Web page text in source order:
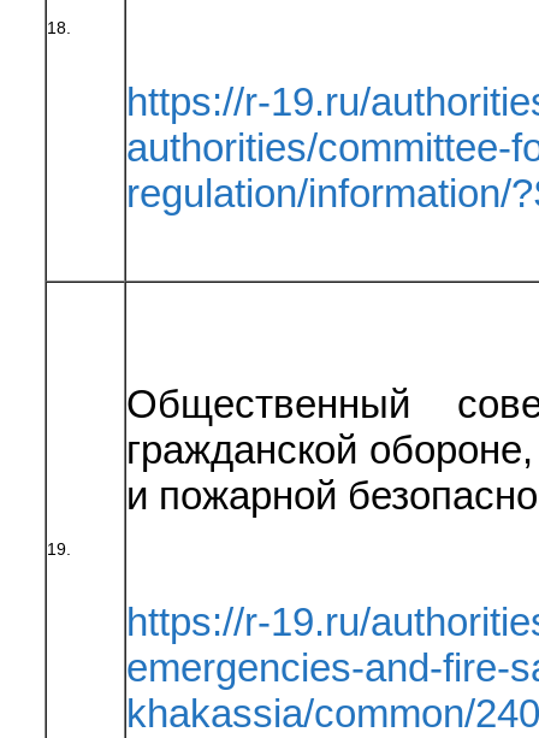
18.
https://r-19.ru/
authorities/committee-
regulation/information/
19.
Общественный
гражданской
и пожарной
https://r-19.ru/
emergencies-and-fire-
khakassia/common/